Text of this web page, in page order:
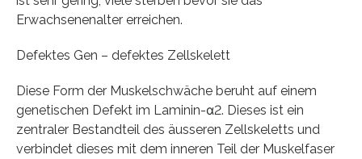
Erwachsenenalter erreichen.
Defektes Gen – defektes Zellskelett
Diese Form der Muskelschwäche beruht auf einem
genetischen Defekt im Laminin-α2. Dieses ist ein
zentraler Bestandteil des äusseren Zellskeletts und
verbindet dieses mit dem inneren Teil der Muskelfaser